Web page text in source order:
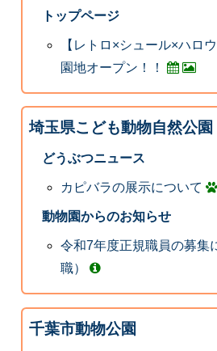
トップページ
【レトロ×シュール×ハロ
園地オープン！！
埼玉県こども動物自然公園
どうぶつニュース
カピバラの展示について
動物園からのお知らせ
令和7年度正規職員の募集
職）
千葉市動物公園